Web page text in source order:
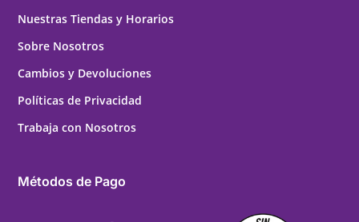
Nuestras Tiendas y Horarios
Sobre Nosotros
Cambios y Devoluciones
Políticas de Privacidad
Trabaja con Nosotros
Métodos de Pago